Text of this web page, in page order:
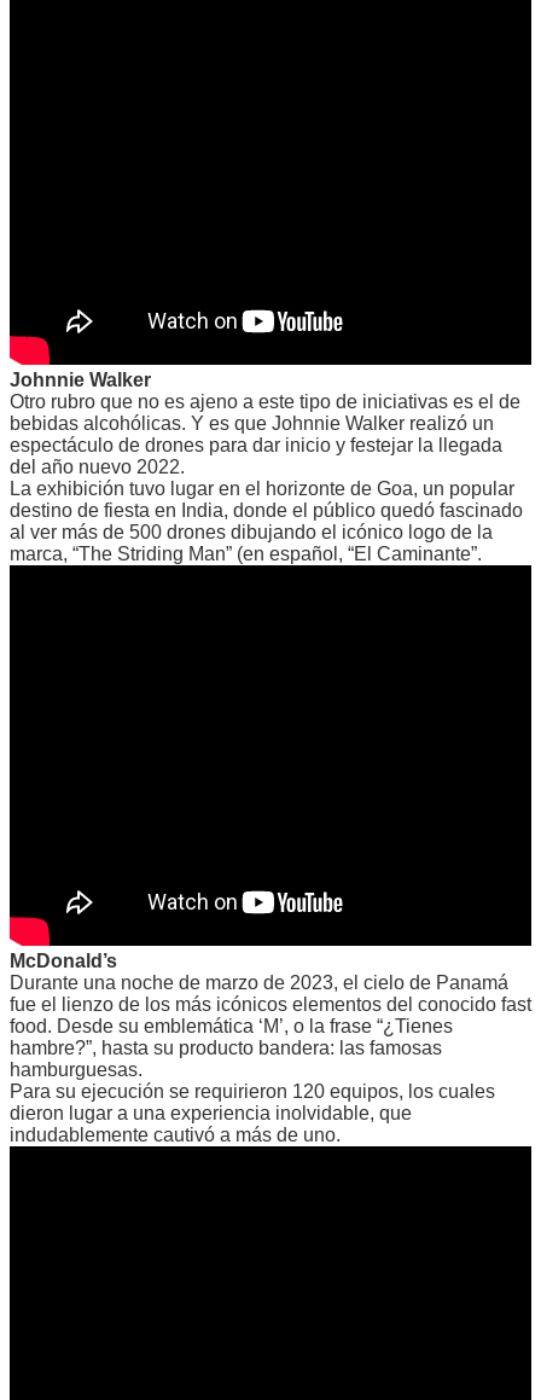
Johnnie Walker
Otro rubro que no es ajeno a este tipo de iniciativas es el de
bebidas alcohólicas. Y es que Johnnie Walker realizó un
espectáculo de drones para dar inicio y festejar la llegada
del año nuevo 2022.
La exhibición tuvo lugar en el horizonte de Goa, un popular
destino de fiesta en India, donde el público quedó fascinado
al ver más de 500 drones dibujando el icónico logo de la
marca, “The Striding Man” (en español, “El Caminante”.
McDonald’s
Durante una noche de marzo de 2023, el cielo de Panamá
fue el lienzo de los más icónicos elementos del conocido fast
food. Desde su emblemática ‘M’, o la frase “¿Tienes
hambre?”, hasta su producto bandera: las famosas
hamburguesas.
Para su ejecución se requirieron 120 equipos, los cuales
dieron lugar a una experiencia inolvidable, que
indudablemente cautivó a más de uno.